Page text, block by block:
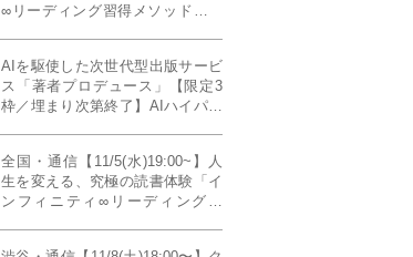
∞リーディング習得メソッド《４
AIを駆使した次世代型出版サービ
ス「著者プロデュース」【限定3
枠／埋まり次第終了】AIハイパー
全国・通信【11/5(水)19:00~】人
生を変える、究極の読書体験「イ
ンフィニティ∞リーディング／